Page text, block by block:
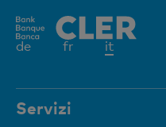
de fr itElemento
Servizi